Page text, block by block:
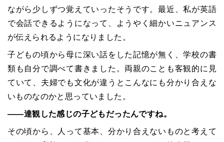
ながら少しずつ覚えていったそうです。最近、私が英語
で会話できるようになって、ようやく細かいニュアンス
が伝えられるようになりました。
子どもの頃から母に深い話をした記憶が無く、学校の書
類も自分で調べて書きました。両親のことも客観的に見
ていて、夫婦でも文化が違うとこんなにも分かり合えな
いものなのかと思っていました。
――達観した感じの子どもだったんですね。
その頃から、人って基本、分かり合えないものと考えて